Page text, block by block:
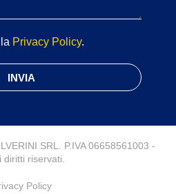
Privacy Policy.
INVIA
SRL. P.IVA 06658561003 -
diritti riservati.
Policy